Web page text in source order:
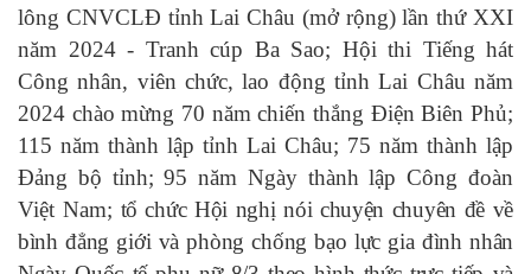
lông CNVCLĐ tỉnh Lai Châu (mở rộng) lần thứ XXI
năm 2024 - Tranh cúp Ba Sao; Hội thi Tiếng hát
Công nhân, viên chức, lao động tỉnh Lai Châu năm
2024 chào mừng 70 năm chiến thắng Điện Biên Phủ;
115 năm thành lập tỉnh Lai Châu; 75 năm thành lập
Đảng bộ tỉnh; 95 năm Ngày thành lập Công đoàn
Việt Nam; tổ chức Hội nghị nói chuyện chuyên đề về
bình đẳng giới và phòng chống bạo lực gia đình nhân